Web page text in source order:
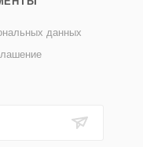
данных